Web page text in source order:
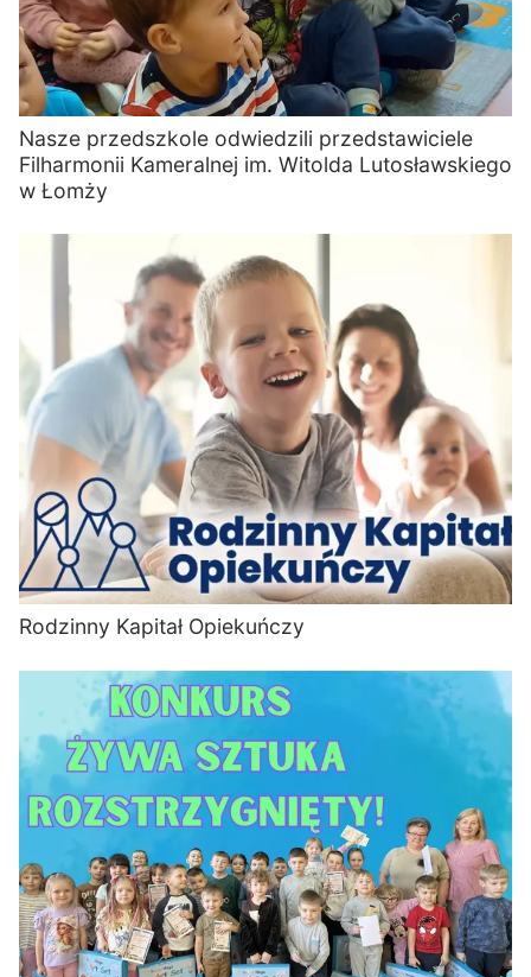
Nasze przedszkole odwiedzili przedstawiciele
Filharmonii Kameralnej im. Witolda Lutosławskiego
w Łomży
Rodzinny Kapitał Opiekuńczy